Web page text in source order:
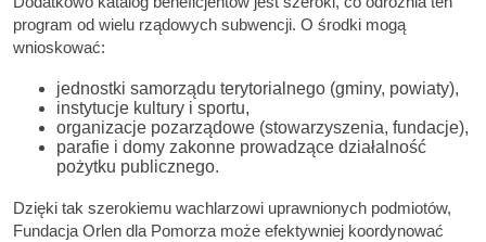
program od wielu rządowych subwencji. O środki mogą
wnioskować:
jednostki samorządu terytorialnego (gminy, powiaty),
instytucje kultury i sportu,
organizacje pozarządowe (stowarzyszenia, fundacje),
parafie i domy zakonne prowadzące działalność
pożytku publicznego.
Dzięki tak szerokiemu wachlarzowi uprawnionych podmiotów,
Fundacja Orlen dla Pomorza może efektywniej koordynować